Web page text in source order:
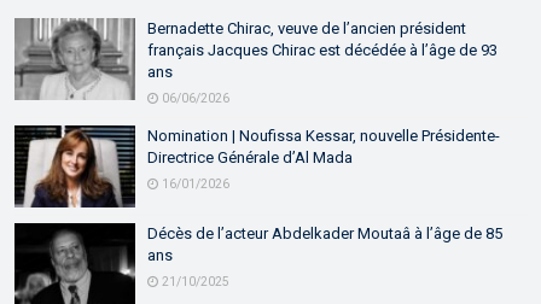
Bernadette Chirac, veuve de l’ancien président
français Jacques Chirac est décédée à l’âge de 93
ans
06/06/2026
Nomination | Noufissa Kessar, nouvelle Présidente-
Directrice Générale d’Al Mada
16/01/2026
Décès de l’acteur Abdelkader Moutaâ à l’âge de 85
ans
21/10/2025